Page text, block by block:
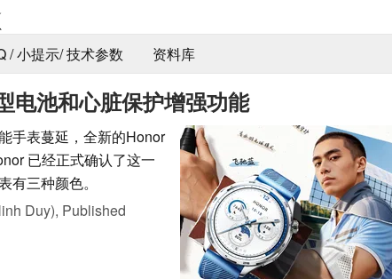
/ 小提示/ 技术参数 资料库
池和心脏保护增强功能
手表蔓延，全新的Honor
已经正式确认了这一
有三种颜色。
Duy), Published